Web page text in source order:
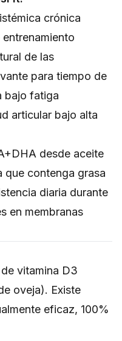
crónica
de las
para tiempo de
bajo fatiga
articular bajo alta
desde aceite
que contenga grasa
diaria durante
en membranas
vitamina D3
oveja). Existe
eficaz, 100%